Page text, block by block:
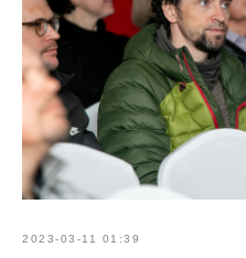
2023-03-11 01:39